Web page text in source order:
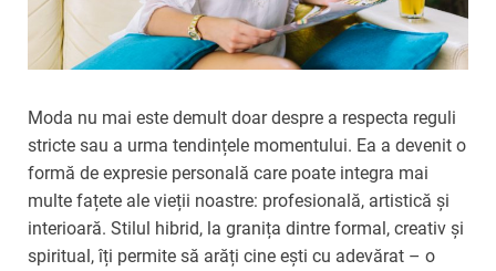
Moda nu mai este demult doar despre a respecta reguli
stricte sau a urma tendințele momentului. Ea a devenit o
formă de expresie personală care poate integra mai
multe fațete ale vieții noastre: profesională, artistică și
interioară. Stilul hibrid, la granița dintre formal, creativ și
spiritual, îți permite să arăți cine ești cu adevărat – o